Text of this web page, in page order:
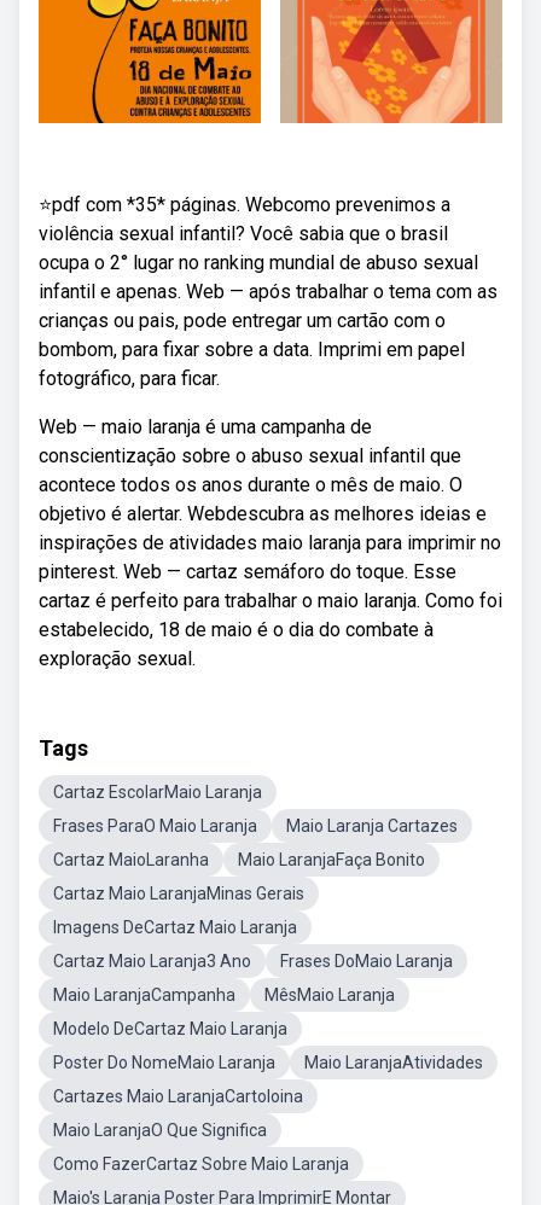
⭐pdf com *35* páginas. Webcomo prevenimos a
violência sexual infantil? Você sabia que o brasil
ocupa o 2° lugar no ranking mundial de abuso sexual
infantil e apenas. Web — após trabalhar o tema com as
crianças ou pais, pode entregar um cartão com o
bombom, para fixar sobre a data. Imprimi em papel
fotográfico, para ficar.
Web — maio laranja é uma campanha de
conscientização sobre o abuso sexual infantil que
acontece todos os anos durante o mês de maio. O
objetivo é alertar. Webdescubra as melhores ideias e
inspirações de atividades maio laranja para imprimir no
pinterest. Web — cartaz semáforo do toque. Esse
cartaz é perfeito para trabalhar o maio laranja. Como foi
estabelecido, 18 de maio é o dia do combate à
exploração sexual.
Tags
Cartaz EscolarMaio Laranja
Frases ParaO Maio Laranja
Maio Laranja Cartazes
Cartaz MaioLaranha
Maio LaranjaFaça Bonito
Cartaz Maio LaranjaMinas Gerais
Imagens DeCartaz Maio Laranja
Cartaz Maio Laranja3 Ano
Frases DoMaio Laranja
Maio LaranjaCampanha
MêsMaio Laranja
Modelo DeCartaz Maio Laranja
Poster Do NomeMaio Laranja
Maio LaranjaAtividades
Cartazes Maio LaranjaCartoloina
Maio LaranjaO Que Significa
Como FazerCartaz Sobre Maio Laranja
Maio's Laranja Poster Para ImprimirE Montar